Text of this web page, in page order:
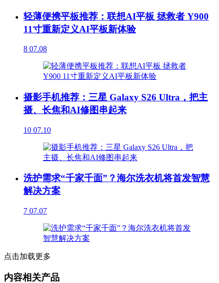
轻薄便携平板推荐：联想AI平板 拯救者 Y900
11寸重新定义AI平板新体验
8 07.08
摄影手机推荐：三星 Galaxy S26 Ultra，把主
摄、长焦和AI修图串起来
10 07.10
洗护需求“千家千面”？海尔洗衣机将首发智慧
解决方案
7 07.07
点击加载更多
内容相关产品